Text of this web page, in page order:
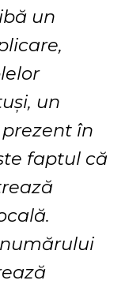
un
un
în
faptul că